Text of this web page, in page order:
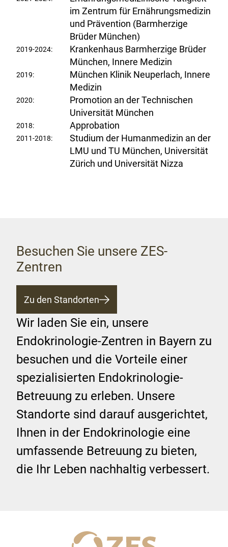
im Zentrum für Ernährungsmedizin
und Prävention (Barmherzige
Brüder München)
2019-2024:
Krankenhaus Barmherzige Brüder
München, Innere Medizin
2019:
München Klinik Neuperlach, Innere
Medizin
2020:
Promotion an der Technischen
Universität München
2018: Approbation
2011-2018:
Studium der Humanmedizin an der
LMU und TU München, Universität
Zürich und Universität Nizza
Besuchen Sie unsere ZES-
Zentren
Zu den Standorten
Wir laden Sie ein, unsere
Endokrinologie-Zentren in Bayern zu
besuchen und die Vorteile einer
spezialisierten Endokrinologie-
Betreuung zu erleben. Unsere
Standorte sind darauf ausgerichtet,
Ihnen in der Endokrinologie eine
umfassende Betreuung zu bieten,
die Ihr Leben nachhaltig verbessert.